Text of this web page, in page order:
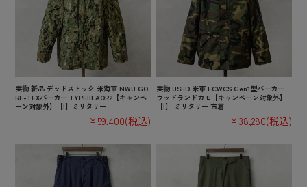
実物 新品 デッドストック 米海軍 NWU GO
RE-TEXパーカー TYPEIII AOR2【キャンペ
ーン対象外】【I】ミリタリー
¥59,400(税込)
実物 USED 米軍 ECWCS Gen1型パーカー
ウッドランドカモ【キャンペーン対象外】
【I】 ミリタリー 古着
¥38,280(税込)